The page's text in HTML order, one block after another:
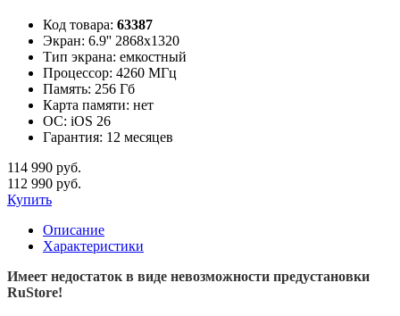
Код товара: 63387
Экран: 6.9'' 2868x1320
Тип экрана: емкостный
Процессор: 4260 МГц
Память: 256 Гб
Карта памяти: нет
ОС: iOS 26
Гарантия: 12 месяцев
114 990 руб.
112 990 руб.
Купить
Описание
Характеристики
Имеет недостаток в виде невозможности предустановки
RuStore!